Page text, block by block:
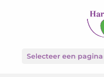
Selecteer een pagina
Home» Remedial